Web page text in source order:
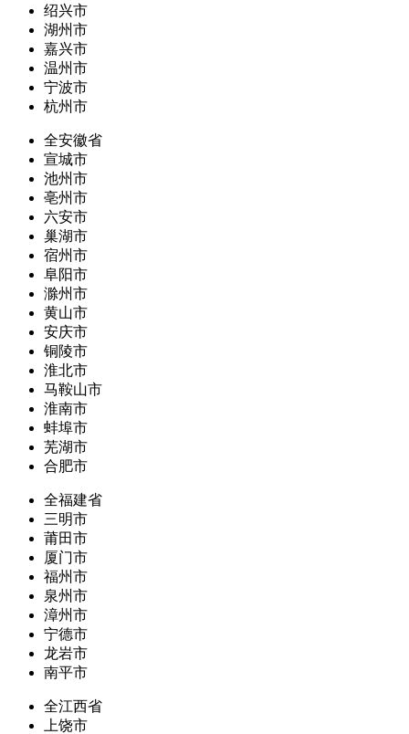
绍兴市
湖州市
嘉兴市
温州市
宁波市
杭州市
全安徽省
宣城市
池州市
亳州市
六安市
巢湖市
宿州市
阜阳市
滁州市
黄山市
安庆市
铜陵市
淮北市
马鞍山市
淮南市
蚌埠市
芜湖市
合肥市
全福建省
三明市
莆田市
厦门市
福州市
泉州市
漳州市
宁德市
龙岩市
南平市
全江西省
上饶市